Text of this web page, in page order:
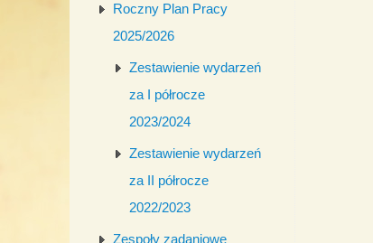
Roczny Plan Pracy
2025/2026
Zestawienie wydarzeń
za I półrocze
2023/2024
Zestawienie wydarzeń
za II półrocze
2022/2023
Zespoły zadaniowe